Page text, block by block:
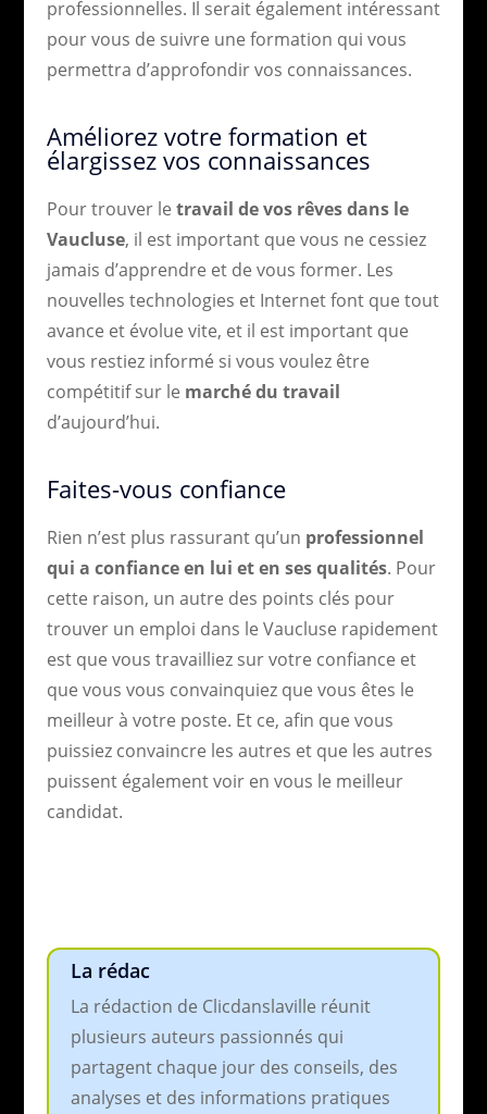
professionnelles. Il serait également intéressant
pour vous de suivre une formation qui vous
permettra d’approfondir vos connaissances.
Améliorez votre formation et
élargissez vos connaissances
Pour trouver le travail de vos rêves dans le
Vaucluse, il est important que vous ne cessiez
jamais d’apprendre et de vous former. Les
nouvelles technologies et Internet font que tout
avance et évolue vite, et il est important que
vous restiez informé si vous voulez être
compétitif sur le marché du travail
d’aujourd’hui.
Faites-vous confiance
Rien n’est plus rassurant qu’un professionnel
qui a confiance en lui et en ses qualités. Pour
cette raison, un autre des points clés pour
trouver un emploi dans le Vaucluse rapidement
est que vous travailliez sur votre confiance et
que vous vous convainquiez que vous êtes le
meilleur à votre poste. Et ce, afin que vous
puissiez convaincre les autres et que les autres
puissent également voir en vous le meilleur
candidat.
La rédac
La rédaction de Clicdanslaville réunit
plusieurs auteurs passionnés qui
partagent chaque jour des conseils, des
analyses et des informations pratiques